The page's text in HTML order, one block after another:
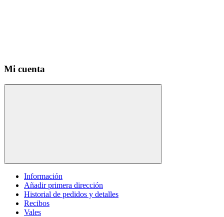
Mi cuenta
Información
Añadir primera dirección
Historial de pedidos y detalles
Recibos
Vales